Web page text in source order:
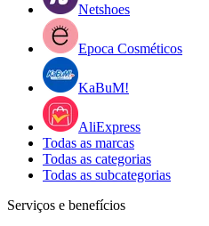
Netshoes
Epoca Cosméticos
KaBuM!
AliExpress
Todas as marcas
Todas as categorias
Todas as subcategorias
Serviços e benefícios